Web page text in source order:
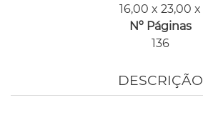
16,00 x 23,00 x
Nº Páginas
136
DESCRIÇÃO